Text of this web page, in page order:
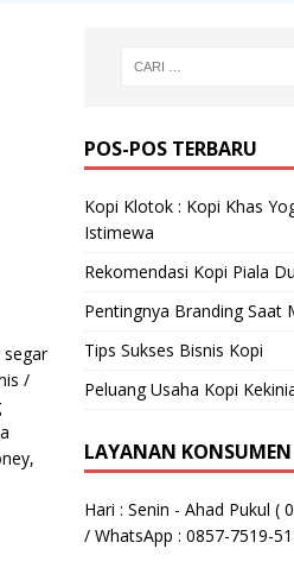
/
POS-POS TERBARU
Kopi Klotok : Kopi Khas
Istimewa
Rekomendasi Kopi Piala
Pentingnya Branding Saat
Tips Sukses Bisnis Kopi
Peluang Usaha Kopi
LAYANAN KONSUMEN
Hari : Senin - Ahad Pukul (
/ WhatsApp : 0857-7519-